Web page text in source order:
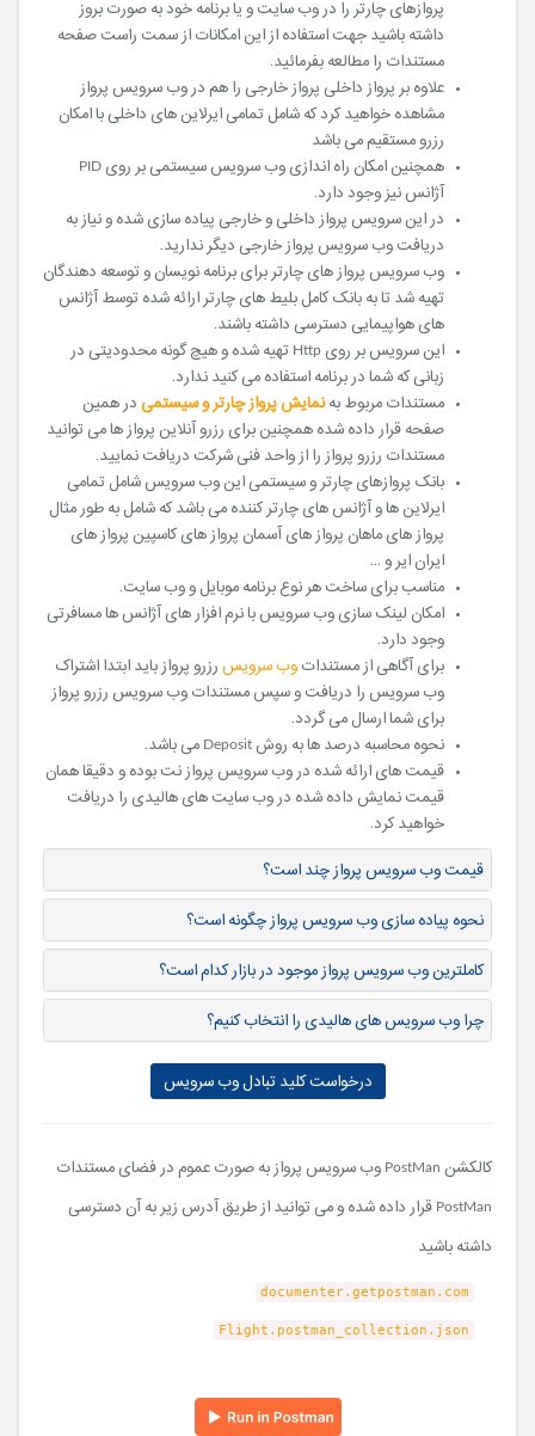
پروازهای چارتر را در وب سایت و یا برنامه خود به صورت بروز
داشته باشید جهت استفاده از این امکانات از سمت راست صفحه
مستندات را مطالعه بفرمائید.
علاوه بر پرواز داخلی پرواز خارجی را هم در وب سرویس پرواز
مشاهده خواهید کرد که شامل تمامی ایرلاین های داخلی با امکان
رزرو مستقیم می باشد
همچنین امکان راه اندازی وب سرویس سیستمی بر روی PID
آژانس نیز وجود دارد.
در این سرویس پرواز داخلی و خارجی پیاده سازی شده و نیاز به
دریافت وب سرویس پرواز خارجی دیگر ندارید.
وب سرویس پرواز های چارتر برای برنامه نویسان و توسعه دهندگان
تهیه شد تا به بانک کامل بلیط های چارتر ارائه شده توسط آژانس
های هواپیمایی دسترسی داشته باشند.
این سرویس بر روی Http تهیه شده و هیچ گونه محدودیتی در
زبانی که شما در برنامه استفاده می کنید ندارد.
مستندات مربوط بهنمایش پرواز چارتر و سیستمی در همین
صفحه قرار داده شده همچنین برای رزرو آنلاین پرواز ها می توانید
مستندات رزرو پرواز را از واحد فنی شرکت دریافت نمایید.
بانک پروازهای چارتر و سیستمی این وب سرویس شامل تمامی
ایرلاین ها و آژانس های چارتر کننده می باشد که شامل به طور مثال
پرواز های ماهان پرواز های آسمان پرواز های کاسپین پرواز های
ایران ایر و ...
مناسب برای ساخت هر نوع برنامه موبایل و وب سایت.
امکان لینک سازی وب سرویس با نرم افزار های آژانس ها مسافرتی
وجود دارد.
برای آگاهی از مستندات وب سرویس رزرو پرواز باید ابتدا اشتراک
وب سرویس را دریافت و سپس مستندات وب سرویس رزرو پرواز
برای شما ارسال می گردد.
نحوه محاسبه درصد ها به روش Deposit می باشد.
قیمت های ارائه شده در وب سرویس پرواز نت بوده و دقیقا همان
قیمت نمایش داده شده در وب سایت های هالیدی را دریافت
خواهید کرد.
قیمت وب سرویس پرواز چند است؟
نحوه پیاده سازی وب سرویس پرواز چگونه است؟
کاملترین وب سرویس پرواز موجود در بازار کدام است؟
چرا وب سرویس های هالیدی را انتخاب کنیم؟
درخواست کلید تبادل وب سرویس
کالکشن PostMan وب سرویس پرواز به صورت عموم در فضای مستندات
PostMan قرار داده شده و می توانید از طریق آدرس زیر به آن دسترسی
داشته باشید
documenter.getpostman.com
Flight.postman_collection.json